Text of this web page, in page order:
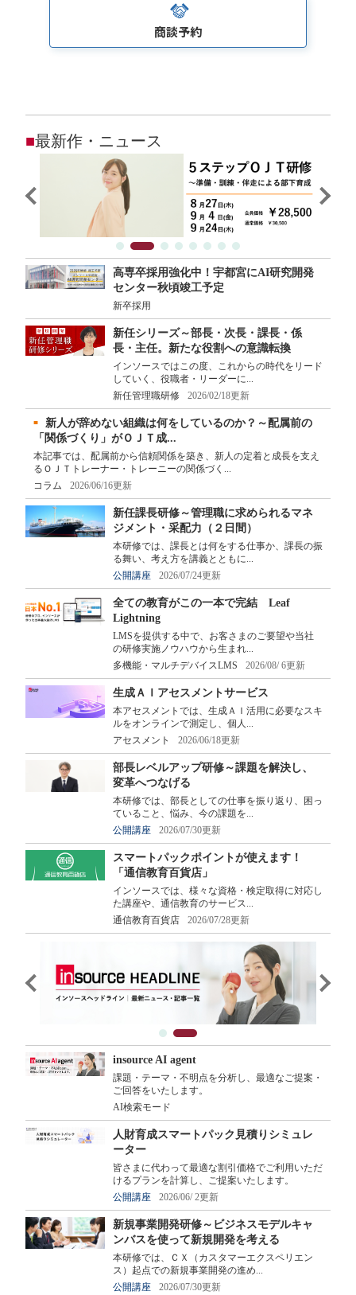
商談予約
■最新作・ニュース
高専卒採用強化中！宇都宮にAI研究開発
センター秋頃竣工予定
新卒採用
新任シリーズ～部長・次長・課長・係
長・主任。新たな役割への意識転換
インソースではこの度、これからの時代をリード
していく、役職者・リーダーに...
新任管理職研修
2026/02/18更新
新人が辞めない組織は何をしているのか？～配属前の
「関係づくり」がＯＪＴ成...
本記事では、配属前から信頼関係を築き、新人の定着と成長を支え
るＯＪＴトレーナー・トレーニーの関係づく...
コラム
2026/06/16更新
新任課長研修～管理職に求められるマネ
ジメント・采配力（２日間）
本研修では、課長とは何をする仕事か、課長の振
る舞い、考え方を講義とともに...
公開講座
2026/07/24更新
全ての教育がこの一本で完結 Leaf
Lightning
LMSを提供する中で、お客さまのご要望や当社
の研修実施ノウハウから生まれ...
多機能・マルチデバイスLMS
2026/08/ 6更新
生成ＡＩアセスメントサービス
本アセスメントでは、生成ＡＩ活用に必要なスキ
ルをオンラインで測定し、個人...
アセスメント
2026/06/18更新
部長レベルアップ研修～課題を解決し、
変革へつなげる
本研修では、部長としての仕事を振り返り、困っ
ていること、悩み、今の課題を...
公開講座
2026/07/30更新
スマートパックポイントが使えます！
「通信教育百貨店」
インソースでは、様々な資格・検定取得に対応し
た講座や、通信教育のサービス...
通信教育百貨店
2026/07/28更新
insource AI agent
課題・テーマ・不明点を分析し、最適なご提案・
ご回答をいたします。
AI検索モード
人財育成スマートパック見積りシミュレ
ーター
皆さまに代わって最適な割引価格でご利用いただ
けるプランを計算し、ご提案いたします。
公開講座
2026/06/ 2更新
新規事業開発研修～ビジネスモデルキャ
ンバスを使って新規開発を考える
本研修では、ＣＸ（カスタマーエクスペリエン
ス）起点での新規事業開発の進め...
公開講座
2026/07/30更新